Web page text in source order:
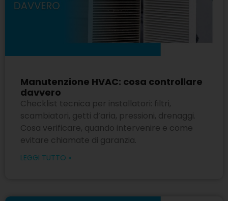
Manutenzione HVAC: cosa controllare
davvero
Checklist tecnica per installatori: filtri,
scambiatori, getti d’aria, pressioni, drenaggi.
Cosa verificare, quando intervenire e come
evitare chiamate di garanzia.
LEGGI TUTTO »